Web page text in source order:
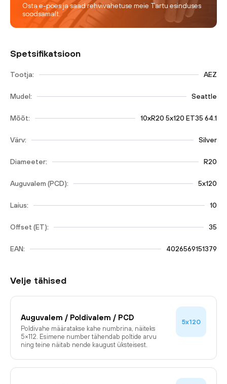
Osta e-poes ja saad rehvivahetuse meie Tartu esinduses
soodsamalt.
Spetsifikatsioon
Tootja: AEZ
Mudel: Seattle
Mõõt: 10xR20 5x120 ET35 64.1
Värv: Silver
Diameeter: R20
Auguvalem (PCD): 5x120
Laius: 10
Offset (ET): 35
EAN: 4026569151379
Velje tähised
Auguvalem / Poldivalem / PCD
Poldivahe määratakse kahe numbrina, näiteks
5×112. Esimene number tähendab poltide arvu
ning teine näitab nende kaugust üksteisest.
5x120